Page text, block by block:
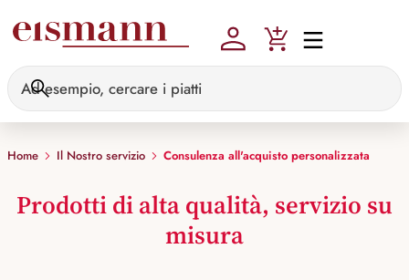
Home Il Nostro servizio Consulenza all'acquisto personalizzata
Prodotti di alta qualità, servizio su
misura